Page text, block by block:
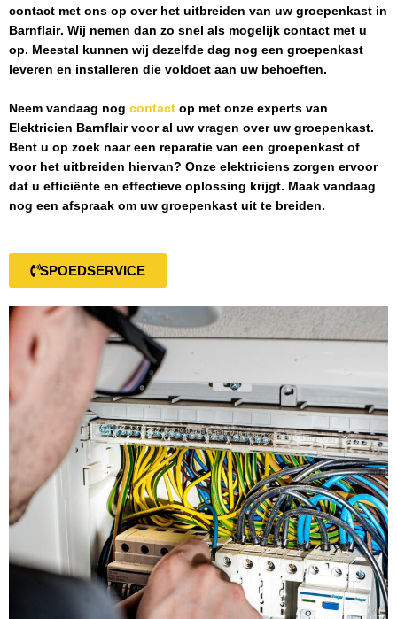
contact met ons op over het uitbreiden van uw groepenkast in
Barnflair. Wij nemen dan zo snel als mogelijk contact met u
op. Meestal kunnen wij dezelfde dag nog een groepenkast
leveren en installeren die voldoet aan uw behoeften.
Neem vandaag nog contact op met onze experts van
Elektricien Barnflairvoor al uw vragen over uw groepenkast.
Bent u op zoek naar een reparatie van een groepenkast of
voor het uitbreiden hiervan? Onze elektriciens zorgen ervoor
dat u efficiënte en effectieve oplossing krijgt. Maak vandaag
nog een afspraak om uw groepenkast uit te breiden.
SPOEDSERVICE